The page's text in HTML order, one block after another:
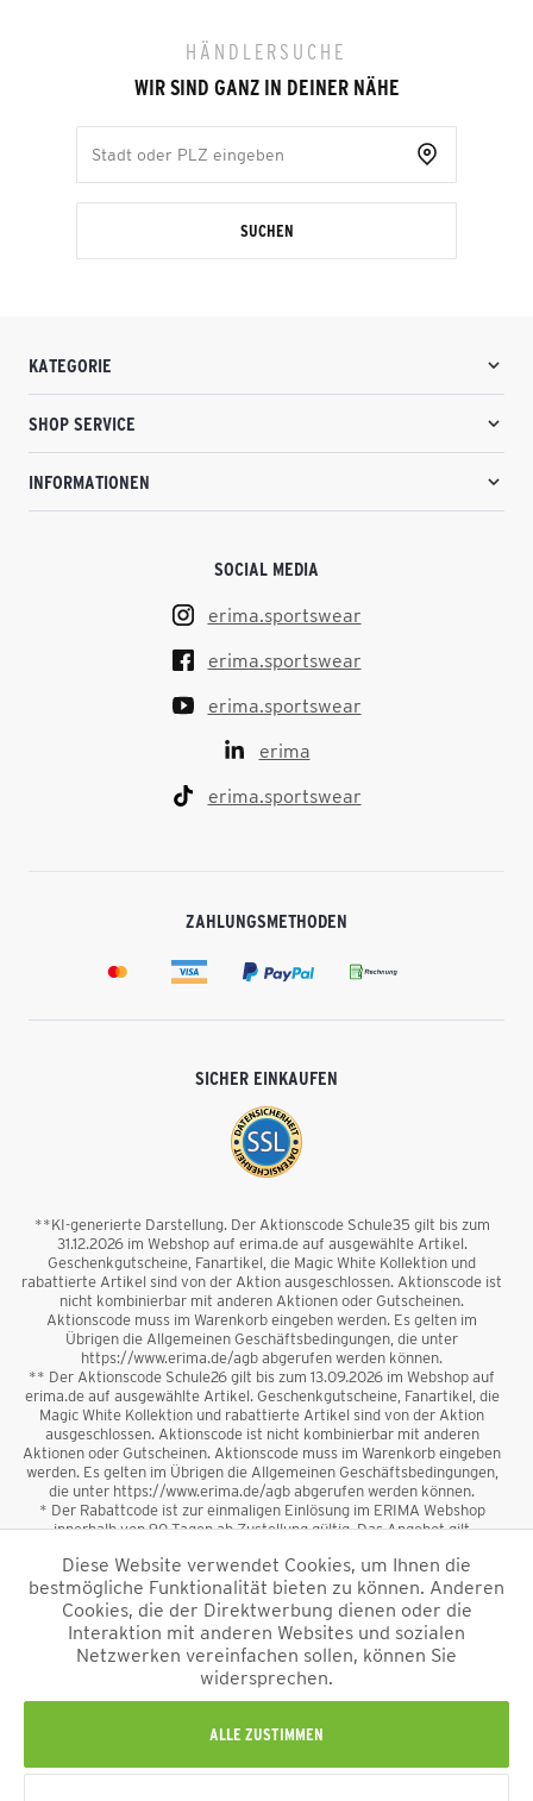
HÄNDLERSUCHE
WIR SIND GANZ IN DEINER NÄHE
SUCHEN
KATEGORIE
SHOP SERVICE
INFORMATIONEN
SOCIAL MEDIA
erima.sportswear
erima.sportswear
erima.sportswear
erima
erima.sportswear
ZAHLUNGSMETHODEN
SICHER EINKAUFEN
**KI-generierte Darstellung. Der Aktionscode Schule35 gilt bis zum
31.12.2026 im Webshop auf erima.de auf ausgewählte Artikel.
Geschenkgutscheine, Fanartikel, die Magic White Kollektion und
rabattierte Artikel sind von der Aktion ausgeschlossen. Aktionscode ist
nicht kombinierbar mit anderen Aktionen oder Gutscheinen.
Aktionscode muss im Warenkorb eingeben werden. Es gelten im
Übrigen die Allgemeinen Geschäftsbedingungen, die unter
https://www.erima.de/agb abgerufen werden können.
** Der Aktionscode Schule26 gilt bis zum 13.09.2026 im Webshop auf
erima.de auf ausgewählte Artikel. Geschenkgutscheine, Fanartikel, die
Magic White Kollektion und rabattierte Artikel sind von der Aktion
ausgeschlossen. Aktionscode ist nicht kombinierbar mit anderen
Aktionen oder Gutscheinen. Aktionscode muss im Warenkorb eingeben
werden. Es gelten im Übrigen die Allgemeinen Geschäftsbedingungen,
die unter https://www.erima.de/agb abgerufen werden können.
* Der Rabattcode ist zur einmaligen Einlösung im ERIMA Webshop
innerhalb von 90 Tagen ab Zustellung gültig. Das Angebot gilt
sowie Geschenkgutscheine sind vom Rabatt ausgeschlossen. Der
Rabattcode ist nicht mit anderen Aktionen oder Gutscheinen
kombinierbar. Der Mindestbestellwert beträgt 50 €
*Alle Preise verstehen sich inkl. Mehrwertsteuer und zzgl.
und ggf. Nachnahmegebühren, wenn nicht anders
beschrieben.
Diese Website verwendet Cookies, um Ihnen die
bestmögliche Funktionalität bieten zu können. Anderen
Cookies, die der Direktwerbung dienen oder die
Interaktion mit anderen Websites und sozialen
Netzwerken vereinfachen sollen, können Sie
widersprechen.